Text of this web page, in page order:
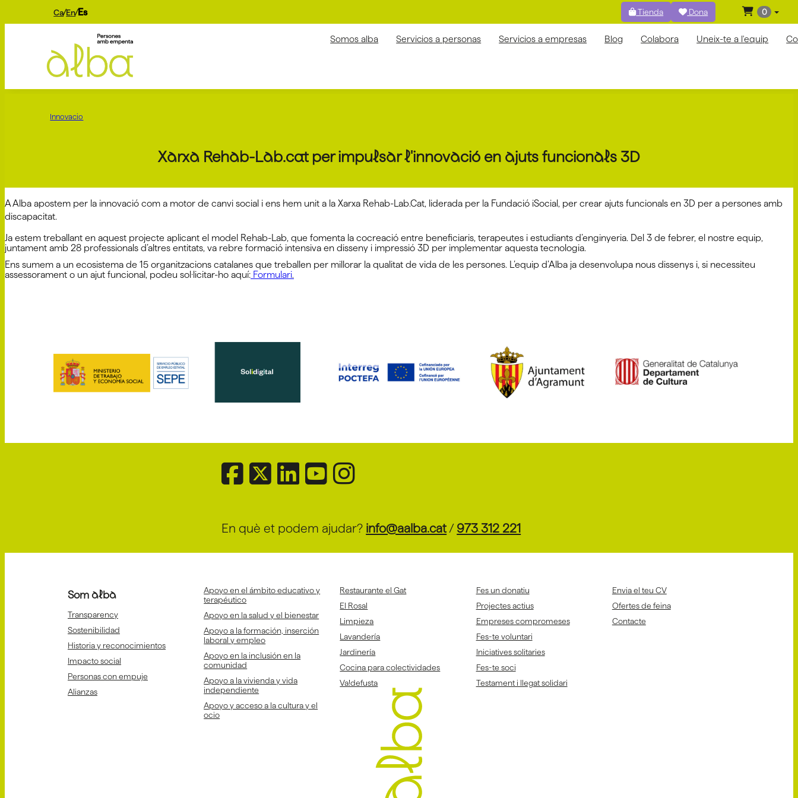
Ca En Es Tienda Dona 0
Somos alba Servicios a personas Servicios a empresas Blog Colabora Uneix-te a l'equip
Innovacio
Xarxa Rehab-Lab.cat per impulsar l'innovació en ajuts funcionals 3D
A Alba apostem per la innovació com a motor de canvi social i ens hem unit a la Xarxa Rehab-Lab.Cat, liderada per la Fundació iSocial, per crear ajuts funcionals en 3D per a persones amb
discapacitat.
Ja estem treballant en aquest projecte aplicant el model Rehab-Lab, que fomenta la cocreació entre beneficiaris, terapeutes i estudiants d’enginyeria. Del 3 de febrer, el nostre equip,
juntament amb 28 professionals d’altres entitats, va rebre formació intensiva en disseny i impressió 3D per implementar aquesta tecnologia.
Ens sumem a un ecosistema de 15 organitzacions catalanes que treballen per millorar la qualitat de vida de les persones. L’equip d’Alba ja desenvolupa nous dissenys i, si necessiteu
assessorament o un ajut funcional, podeu sol·licitar-ho aquí: Formulari.
En què et podem ajudar? info@aalba.cat / 973 312 221
Som alba
Transparency
Sostenibilidad
Historia y reconocimientos
Impacto social
Personas con empuje
Alianzas
Apoyo en el ámbito educativo y
terapéutico
Apoyo en la salud y el bienestar
Apoyo a la formación, inserción
laboral y empleo
Apoyo en la inclusión en la
comunidad
Apoyo a la vivienda y vida
independiente
Apoyo y acceso a la cultura y el
ocio
Restaurante el Gat
El Rosal
Limpieza
Lavandería
Jardinería
Cocina para colectividades
Va!defusta
Fes un donatiu
Projectes actius
Empreses compromeses
Fes-te voluntari
Iniciatives solitaries
Fes-te soci
Testament i llegat solidari
Envia el teu CV
Ofertes de feina
Contacte